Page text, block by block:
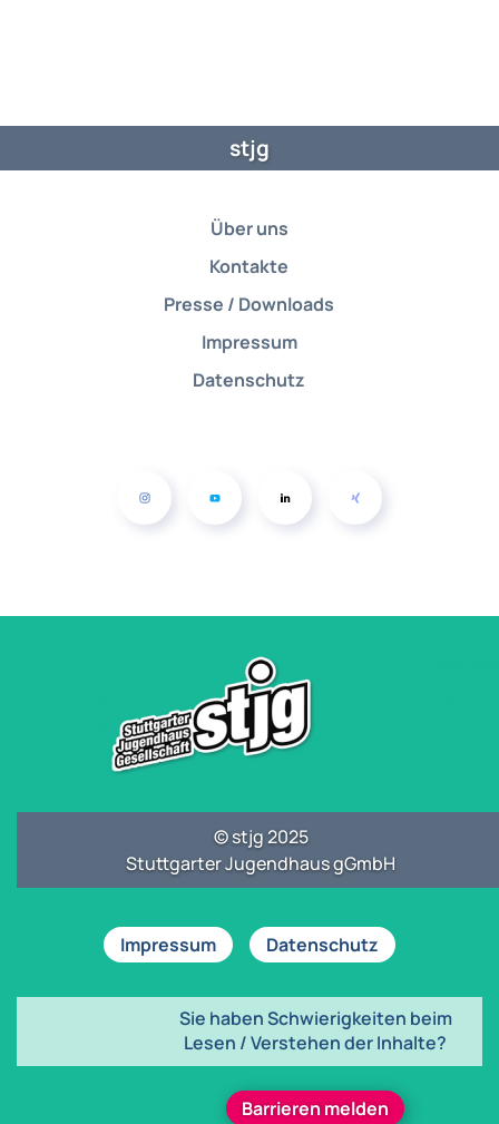
stjg
Über uns
Kontakte
Presse / Downloads
Impressum
Datenschutz
© stjg 2025
Stuttgarter Jugendhaus gGmbH
Impressum Datenschutz
Sie haben Schwierigkeiten beim
Lesen / Verstehen der Inhalte?
Barrieren melden